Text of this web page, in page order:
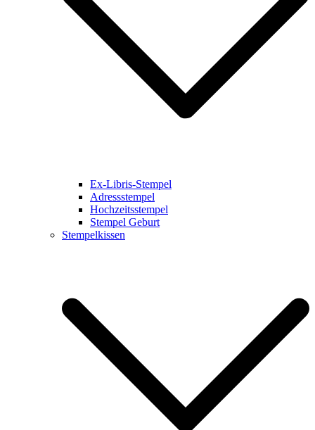
Ex-Libris-Stempel
Adressstempel
Hochzeitsstempel
Stempel Geburt
Stempelkissen